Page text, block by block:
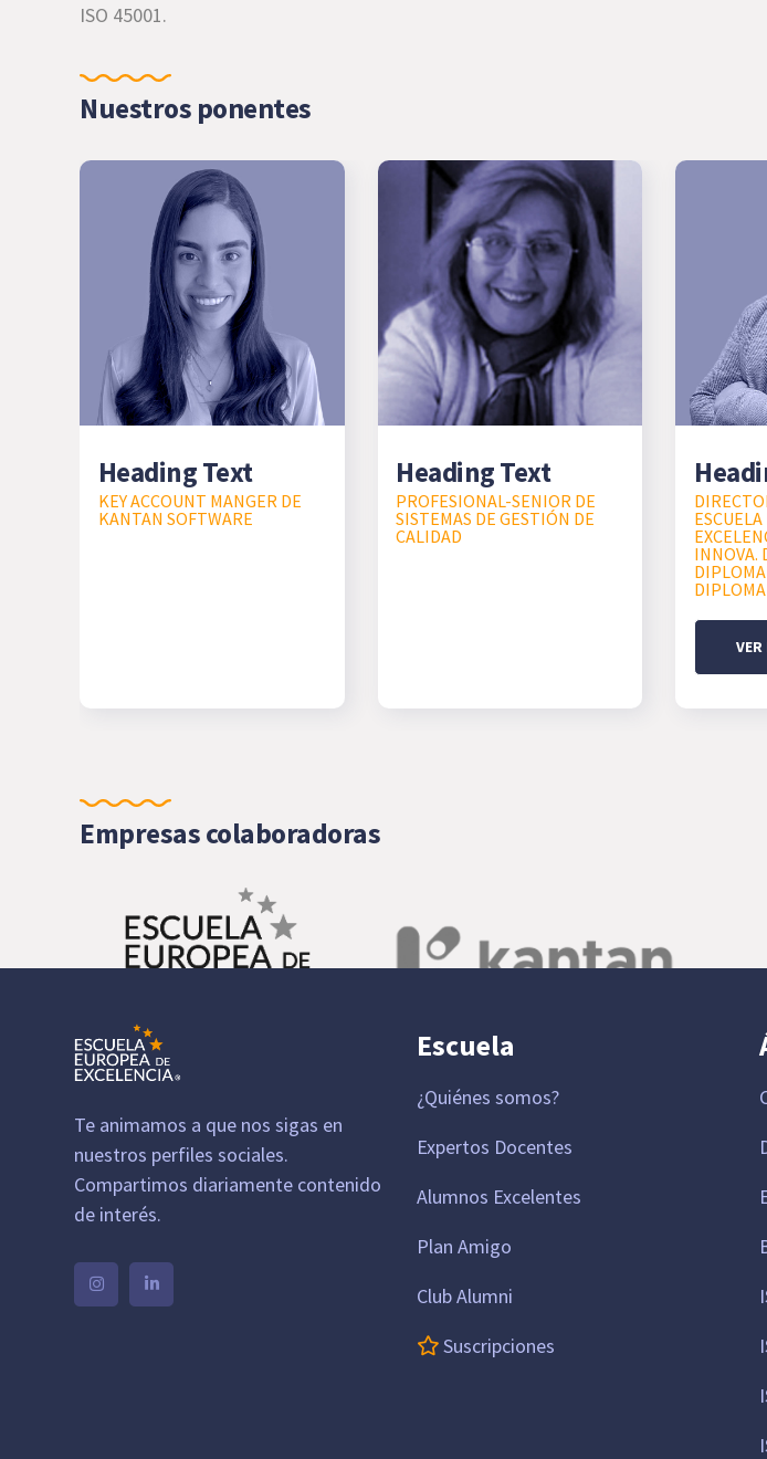
ISO 45001.
Nuestros ponentes
Heading Text
KEY ACCOUNT MANGER DE
KANTAN SOFTWARE
Heading Text
PROFESIONAL-SENIOR DE
SISTEMAS DE GESTIÓN DE
CALIDAD
INNOVA.
VER
Empresas colaboradoras
Te animamos a que nos sigas en
nuestros perfiles sociales.
Compartimos diariamente contenido
de interés.
Escuela
¿Quiénes somos?
Expertos Docentes
Alumnos Excelentes
Plan Amigo
Club Alumni
Suscripciones